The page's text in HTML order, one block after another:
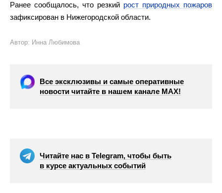
Ранее сообщалось, что резкий рост природных пожаров
зафиксирован в Нижегородской области.
Автор: Инна Любимова
Все эксклюзивы и самые оперативные
новости читайте в нашем канале МАХ!
Читайте нас в Telegram, чтобы быть
в курсе актуальных событий